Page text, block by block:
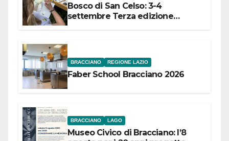
Bosco di San Celso: 3-4
settembre Terza edizione
BRACCIANO REGIONE LAZIO
Faber School Bracciano 2026
BRACCIANO LAGO
Museo Civico di Bracciano: l’8